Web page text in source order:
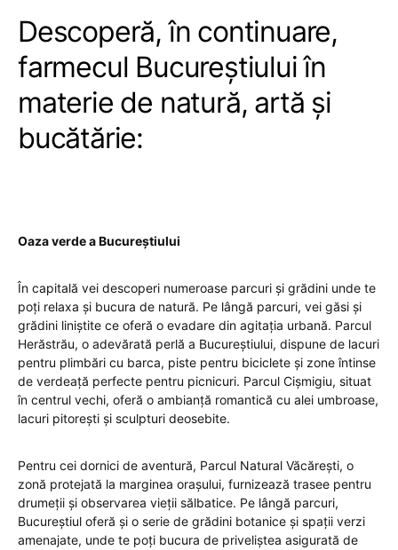
Descoperă, în continuare,
farmecul Bucureștiului în
materie de natură, artă și
bucătărie:
Oaza verde a Bucureștiului
În capitală vei descoperi numeroase parcuri și grădini unde te
poți relaxa și bucura de natură. Pe lângă parcuri, vei găsi și
grădini liniștite ce oferă o evadare din agitația urbană. Parcul
Herăstrău, o adevărată perlă a Bucureștiului, dispune de lacuri
pentru plimbări cu barca, piste pentru biciclete și zone întinse
de verdeață perfecte pentru picnicuri. Parcul Cișmigiu, situat
în centrul vechi, oferă o ambianță romantică cu alei umbroase,
lacuri pitorești și sculpturi deosebite.
Pentru cei dornici de aventură, Parcul Natural Văcărești, o
zonă protejată la marginea orașului, furnizează trasee pentru
drumeții și observarea vieții sălbatice. Pe lângă parcuri,
Bucureștiul oferă și o serie de grădini botanice și spații verzi
amenajate, unde te poți bucura de priveliștea asigurată de